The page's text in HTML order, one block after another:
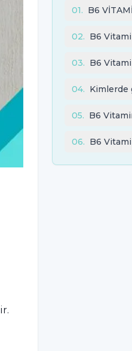
01. B6
02. B6
03. B6
04. Kimlerde
05. B6
06. B6